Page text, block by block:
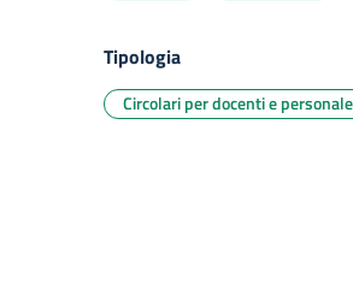
Tipologia
Circolari per docenti e personale